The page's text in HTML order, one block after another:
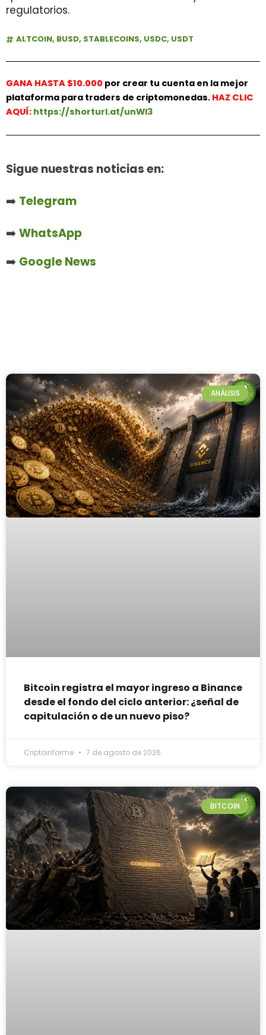
regulatorios.
ALTCOIN, BUSD, STABLECOINS, USDC, USDT
GANA HASTA $10.000 por crear tu cuenta en la mejor
plataforma para traders de criptomonedas. HAZ CLIC
AQUÍ: https://shorturl.at/unWl3
Sigue nuestras noticias en:
➡️ Telegram
➡️WhatsApp
➡️ Google News
ANÁLISIS
Bitcoin registra el mayor ingreso a Binance
desde el fondo del ciclo anterior: ¿señal de
capitulación o de un nuevo piso?
Criptoinforme 7 de agosto de 2026
BITCOIN